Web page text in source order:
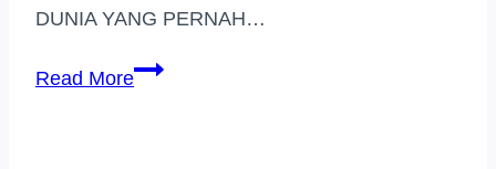
DUNIA YANG PERNAH…
Read MoreBELI